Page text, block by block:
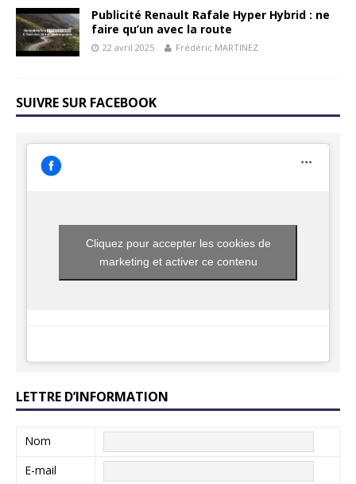
Publicité Renault Rafale Hyper Hybrid : ne
faire qu’un avec la route
22 avril 2025 Frédéric MARTINEZ
SUIVRE SUR FACEBOOK
Cliquez pour accepter les cookies de
marketing et activer ce contenu
LETTRE D’INFORMATION
Nom
E-mail